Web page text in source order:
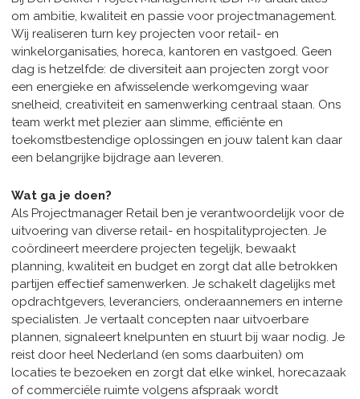
om ambitie, kwaliteit en passie voor projectmanagement.
Wij realiseren turn key projecten voor retail- en
winkelorganisaties, horeca, kantoren en vastgoed. Geen
dag is hetzelfde: de diversiteit aan projecten zorgt voor
een energieke en afwisselende werkomgeving waar
snelheid, creativiteit en samenwerking centraal staan. Ons
team werkt met plezier aan slimme, efficiënte en
toekomstbestendige oplossingen en jouw talent kan daar
een belangrijke bijdrage aan leveren.
Wat ga je doen?
Als Projectmanager Retail ben je verantwoordelijk voor de
uitvoering van diverse retail- en hospitalityprojecten. Je
coördineert meerdere projecten tegelijk, bewaakt
planning, kwaliteit en budget en zorgt dat alle betrokken
partijen effectief samenwerken. Je schakelt dagelijks met
opdrachtgevers, leveranciers, onderaannemers en interne
specialisten. Je vertaalt concepten naar uitvoerbare
plannen, signaleert knelpunten en stuurt bij waar nodig. Je
reist door heel Nederland (en soms daarbuiten) om
locaties te bezoeken en zorgt dat elke winkel, horecazaak
of commerciële ruimte volgens afspraak wordt